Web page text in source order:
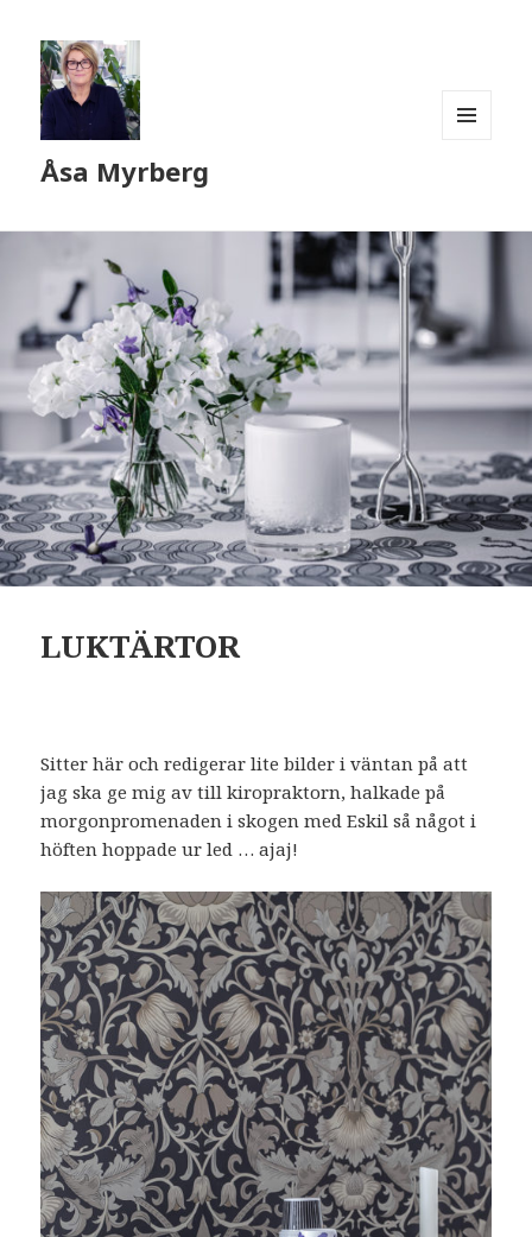
Åsa Myrberg
LUKTÄRTOR
Sitter här och redigerar lite bilder i väntan på att
jag ska ge mig av till kiropraktorn, halkade på
morgonpromenaden i skogen med Eskil så något i
höften hoppade ur led … ajaj!